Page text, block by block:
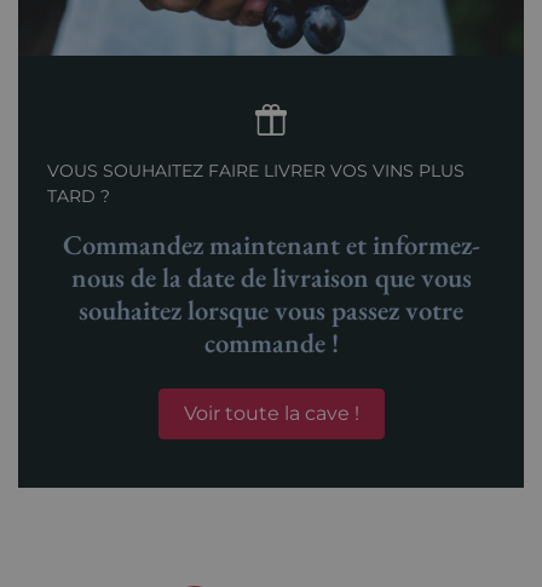
VOUS SOUHAITEZ FAIRE LIVRER VOS VINS PLUS
TARD ?
Commandez maintenant et informez-
nous de la date de livraison que vous
souhaitez lorsque vous passez votre
commande !
Voir toute la cave !